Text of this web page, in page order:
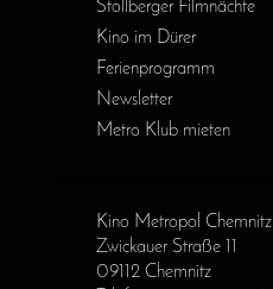
Stollberger Filmnächte
Kino im Dürer
Ferienprogramm
Newsletter
Metro Klub mieten
Kino Metropol Chemnitz
Zwickauer Straße 11
09112 Chemnitz